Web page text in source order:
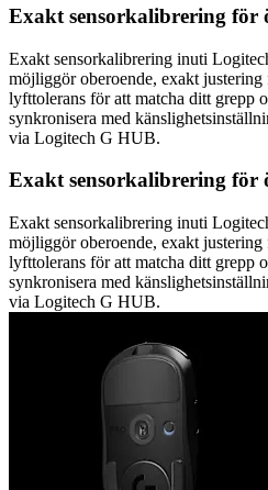
Exakt sensorkalibrering för
Exakt sensorkalibrering inuti
möjliggör oberoende, exakt
lyfttolerans för att matcha ditt grepp
synkronisera med
via Logitech G HUB.
Exakt sensorkalibrering för
Exakt sensorkalibrering inuti
möjliggör oberoende, exakt
lyfttolerans för att matcha ditt grepp
synkronisera med
via Logitech G HUB.